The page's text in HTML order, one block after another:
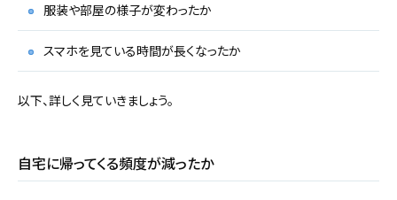
服装や部屋の様子が変わったか
スマホを見ている時間が長くなったか
以下、詳しく見ていきましょう。
自宅に帰ってくる頻度が減ったか